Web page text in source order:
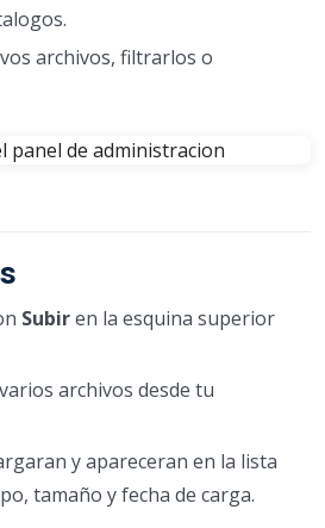
archivos, filtrarlos o
Subiren la esquina superior
archivos desde tu
y apareceran en la lista
tamaño y fecha de carga.